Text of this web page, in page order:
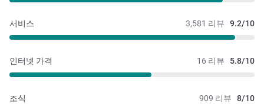
3,581 리뷰 9.2/10
서비스
16 리뷰 5.8/10
인터넷 가격
909 리뷰 8/10
조식